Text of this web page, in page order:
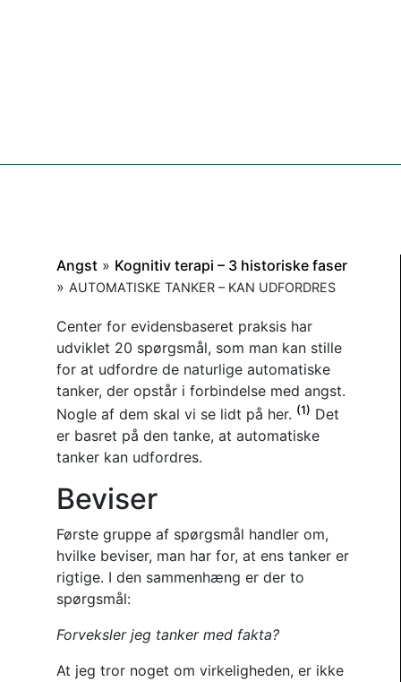
Angst » Kognitiv terapi – 3 historiske faser
» AUTOMATISKE TANKER – KAN UDFORDRES
Center for evidensbaseret praksis har
udviklet 20 spørgsmål, som man kan stille
for at udfordre de naturlige automatiske
tanker, der opstår i forbindelse med angst.
Nogle af dem skal vi se lidt på her. (1) Det
er basret på den tanke, at automatiske
tanker kan udfordres.
Beviser
Første gruppe af spørgsmål handler om,
hvilke beviser, man har for, at ens tanker er
rigtige. I den sammenhæng er der to
spørgsmål:
Forveksler jeg tanker med fakta?
At jeg tror noget om virkeligheden, er ikke